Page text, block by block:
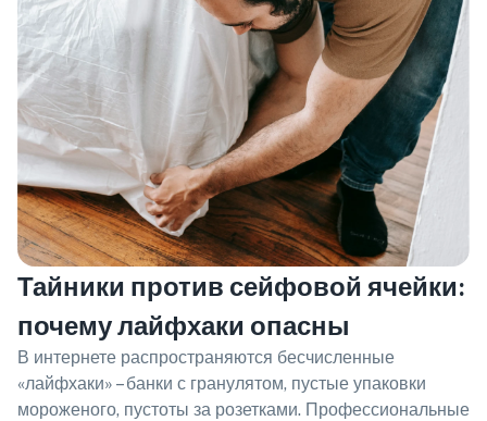
Тайники против сейфовой ячейки:
почему лайфхаки опасны
В интернете распространяются бесчисленные
«лайфхаки» – банки с гранулятом, пустые упаковки
мороженого, пустоты за розетками. Профессиональные